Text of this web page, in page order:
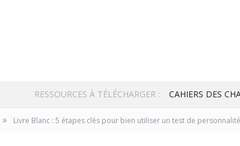
CAHIERS DES
RESSOURCES À TÉLÉCHARGER :
» Livre Blanc : 5 étapes clés pour bien utiliser un test de personnalité